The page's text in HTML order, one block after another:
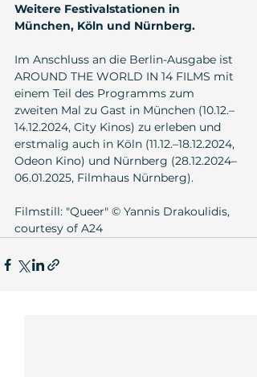
Weitere Festivalstationen in
München, Köln und Nürnberg.
Im Anschluss an die Berlin-Ausgabe ist
AROUND THE WORLD IN 14 FILMS mit
einem Teil des Programms zum
zweiten Mal zu Gast in München (10.12.–
14.12.2024, City Kinos) zu erleben und
erstmalig auch in Köln (11.12.–18.12.2024,
Odeon Kino) und Nürnberg (28.12.2024–
06.01.2025, Filmhaus Nürnberg).
Filmstill: "Queer" © Yannis Drakoulidis,
courtesy of A24